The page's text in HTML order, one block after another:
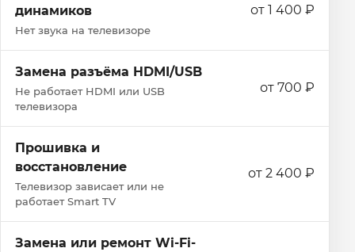
динамиков
Нет звука на телевизоре
от 1 400 ₽
Замена разъёма HDMI/USB
Не работает HDMI или USB
телевизора
от 700 ₽
Прошивка и
восстановление
Телевизор зависает или не
работает Smart TV
от 2 400 ₽
Замена или ремонт Wi‑Fi-